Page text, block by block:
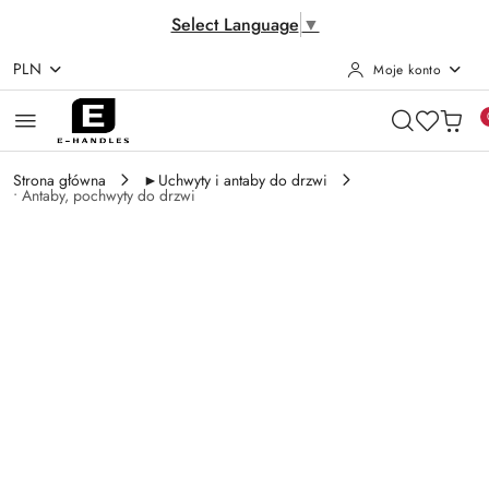
Select Language ▼
Przejdź do treści głównej
Przejdź do wyszukiwarki
Przejdź do moje konto
Przejdź do menu głównego
Przejdź do opisu produktu
Przejdź do stopki
PLN Moje konto
Strona główna ►Uchwyty i antaby do drzwi
• Antaby, pochwyty do drzwi